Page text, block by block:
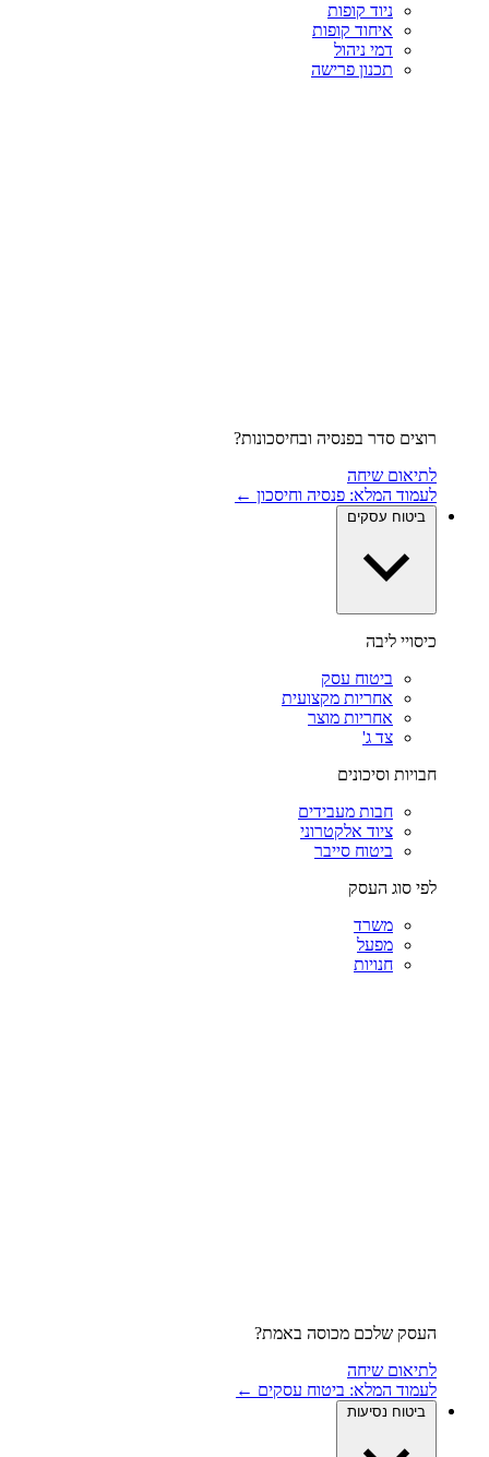
ניוד קופות
איחוד קופות
דמי ניהול
תכנון פרישה
רוצים סדר בפנסיה ובחיסכונות?
לתיאום שיחה
לעמוד המלא: פנסיה וחיסכון ←
ביטוח עסקים
כיסויי ליבה
ביטוח עסק
אחריות מקצועית
אחריות מוצר
צד ג'
חבויות וסיכונים
חבות מעבידים
ציוד אלקטרוני
ביטוח סייבר
לפי סוג העסק
משרד
מפעל
חנויות
העסק שלכם מכוסה באמת?
לתיאום שיחה
לעמוד המלא: ביטוח עסקים ←
ביטוח נסיעות